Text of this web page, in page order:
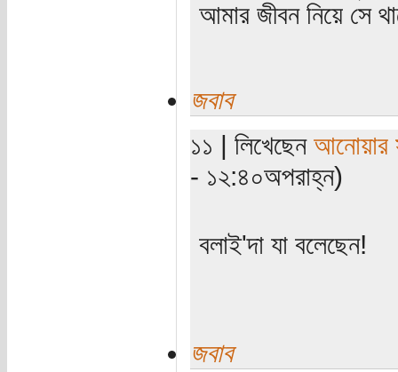
আমার জীবন নিয়ে সে
জবাব
১১ | লিখেছেন আনোয়ার
- ১২:৪০অপরাহ্ন)
বলাই'দা যা বলেছেন!
জবাব